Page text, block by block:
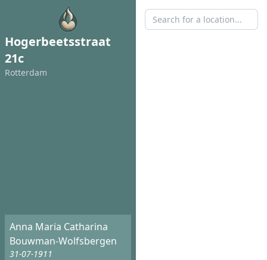
Hogerbeetsstraat
21c
Rotterdam
Anna Maria Catharina
Bouwman-Wolfsbergen
31-07-1911